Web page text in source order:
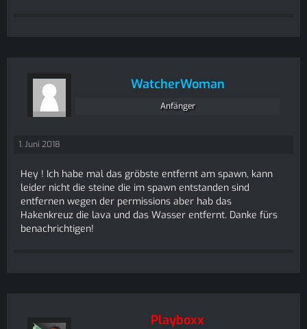
WatcherWoman
Anfänger
1. Juni 2018
Hey ! Ich habe mal das gröbste entfernt am spawn, kann
leider nicht die steine die im spawn entstanden sind
entfernen wegen der permissions aber hab das
Hakenkreuz die lava und das Wasser entfernt. Danke fürs
benachrichtigen!
Playboxx